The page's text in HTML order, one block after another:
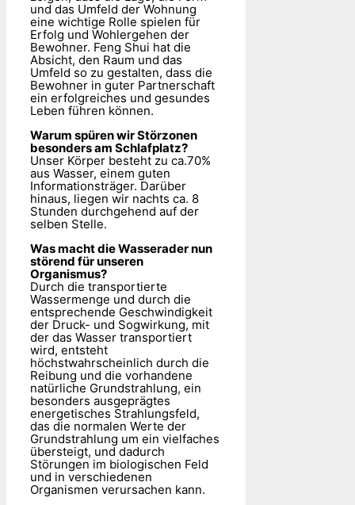
und das Umfeld der Wohnung
eine wichtige Rolle spielen für
Erfolg und Wohlergehen der
Bewohner. Feng Shui hat die
Absicht, den Raum und das
Umfeld so zu gestalten, dass die
Bewohner in guter Partnerschaft
ein erfolgreiches und gesundes
Leben führen können.
Warum spüren wir Störzonen
besonders am Schlafplatz?
Unser Körper besteht zu ca.70%
aus Wasser, einem guten
Informationsträger. Darüber
hinaus, liegen wir nachts ca. 8
Stunden durchgehend auf der
selben Stelle.
Was macht die Wasserader nun
störend für unseren
Organismus?
Durch die transportierte
Wassermenge und durch die
entsprechende Geschwindigkeit
der Druck- und Sogwirkung, mit
der das Wasser transportiert
wird, entsteht
höchstwahrscheinlich durch die
Reibung und die vorhandene
natürliche Grundstrahlung, ein
besonders ausgeprägtes
energetisches Strahlungsfeld,
das die normalen Werte der
Grundstrahlung um ein vielfaches
übersteigt, und dadurch
Störungen im biologischen Feld
und in verschiedenen
Organismen verursachen kann.